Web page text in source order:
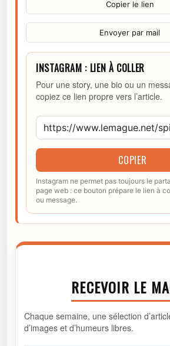
Copier le lien
Envoyer par mail
INSTAGRAM : LIEN À COLLER
Pour une story, une bio ou un
copiez ce lien propre vers l’article.
COPIER
Instagram ne permet pas toujours le
page web : ce bouton prépare le lien à
ou message.
RECEVOIR LE
Chaque semaine, une sélection
d’images et d’humeurs libres.